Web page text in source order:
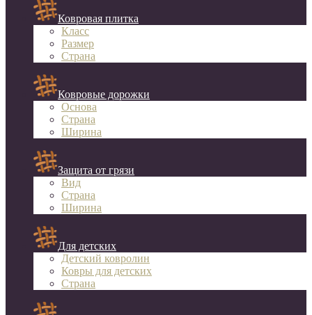
Ковровая плитка
Класс
Размер
Страна
Ковровые дорожки
Основа
Страна
Ширина
Защита от грязи
Вид
Страна
Ширина
Для детских
Детский ковролин
Ковры для детских
Страна